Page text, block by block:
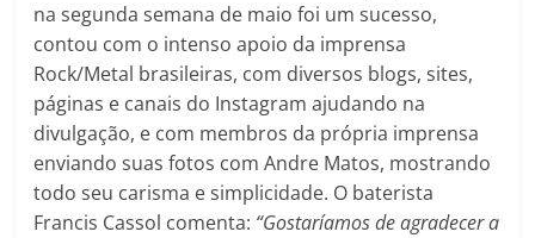
na segunda semana de maio foi um sucesso,
contou com o intenso apoio da imprensa
Rock/Metal brasileiras, com diversos blogs, sites,
páginas e canais do Instagram ajudando na
divulgação, e com membros da própria imprensa
enviando suas fotos com Andre Matos, mostrando
todo seu carisma e simplicidade. O baterista
Francis Cassol comenta: “Gostaríamos de agradecer a